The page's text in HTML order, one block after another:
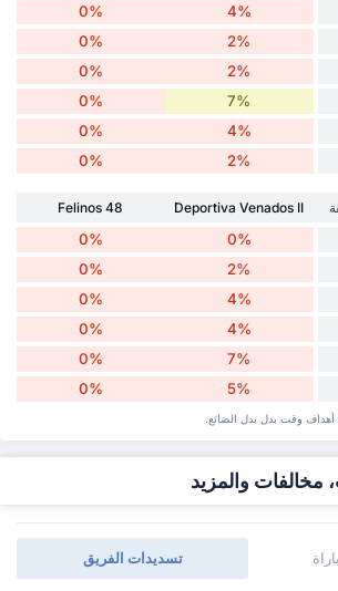
4%
0%
2%
0%
2%
0%
7%
0%
4%
0%
2%
0%
Deportiva Venados II
Felinos 48
0%
0%
2%
0%
4%
0%
4%
0%
7%
0%
5%
0%
مخالفات والمزيد
تسديدات الفريق